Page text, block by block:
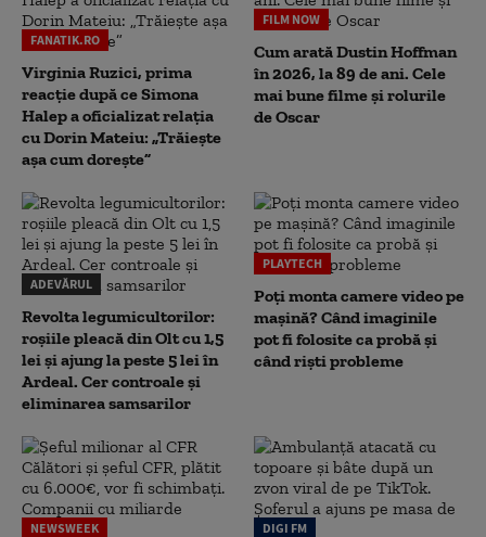
FANATIK.RO
Virginia Ruzici, prima
reacție după ce Simona
Halep a oficializat relația
cu Dorin Mateiu: „Trăiește
așa cum dorește”
FILM NOW
Cum arată Dustin Hoffman
în 2026, la 89 de ani. Cele
mai bune filme și rolurile
de Oscar
ADEVĂRUL
Revolta legumicultorilor:
roșiile pleacă din Olt cu 1,5
lei și ajung la peste 5 lei în
Ardeal. Cer controale și
eliminarea samsarilor
PLAYTECH
Poți monta camere video pe
mașină? Când imaginile
pot fi folosite ca probă și
când riști probleme
NEWSWEEK DIGI FM